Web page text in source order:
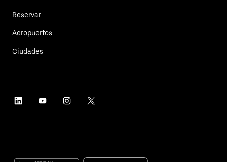
Reservar
Aeropuertos
Ciudades